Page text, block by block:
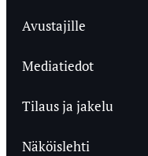
Avustajille
Mediatiedot
Tilaus ja jakelu
Näköislehti